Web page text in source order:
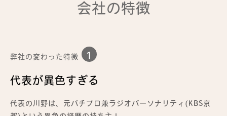
会社の特徴
弊社の変わった特徴 1
代表が異色すぎる
代表の川野は、元パチプロ兼ラジオパーソナリティ(KBS京